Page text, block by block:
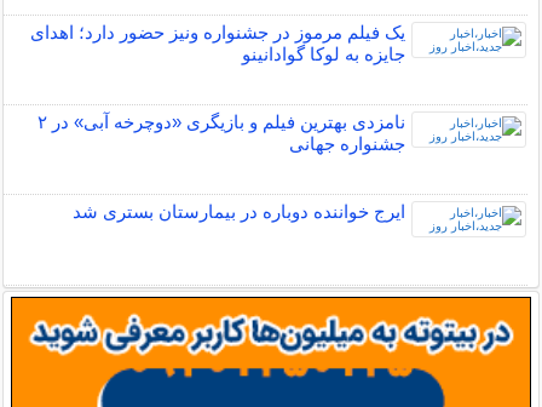
یک فیلم مرموز در جشنواره ونیز حضور دارد؛ اهدای
جایزه به لوکا گوادانینو
نامزدی بهترین فیلم و بازیگری «دوچرخه آبی» در ۲
جشنواره جهانی
ایرج خواننده دوباره در بیمارستان بستری شد